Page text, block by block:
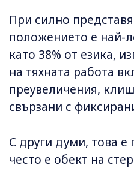
При силно
положението е най-
като 38% от езика,
на тяхната работа
преувеличения,
свързани с
С други думи, това е
често е обект на